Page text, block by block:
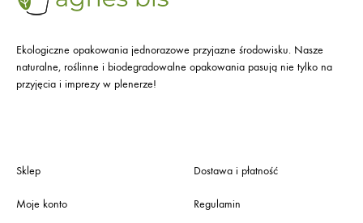
Ekologiczne opakowania jednorazowe przyjazne środowisku. Nasze
naturalne, roślinne i biodegradowalne opakowania pasują nie tylko na
przyjęcia i imprezy w plenerze!
Sklep
Moje konto
Dostawa i płatność
Regulamin